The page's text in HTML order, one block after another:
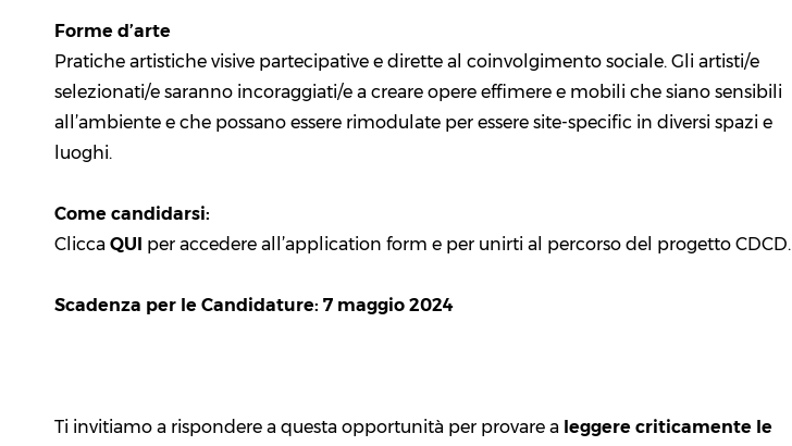
Forme d’arte
Pratiche artistiche visive partecipative e dirette al coinvolgimento sociale. Gli artisti/e
selezionati/e saranno incoraggiati/e a creare opere effimere e mobili che siano sensibili
all’ambiente e che possano essere rimodulate per essere site-specific in diversi spazi e
luoghi.
Come candidarsi:
Clicca QUI per accedere all’application form e per unirti al percorso del progetto CDCD.
Scadenza per le Candidature: 7 maggio 2024
Ti invitiamo a rispondere a questa opportunità per provare a leggere criticamente le